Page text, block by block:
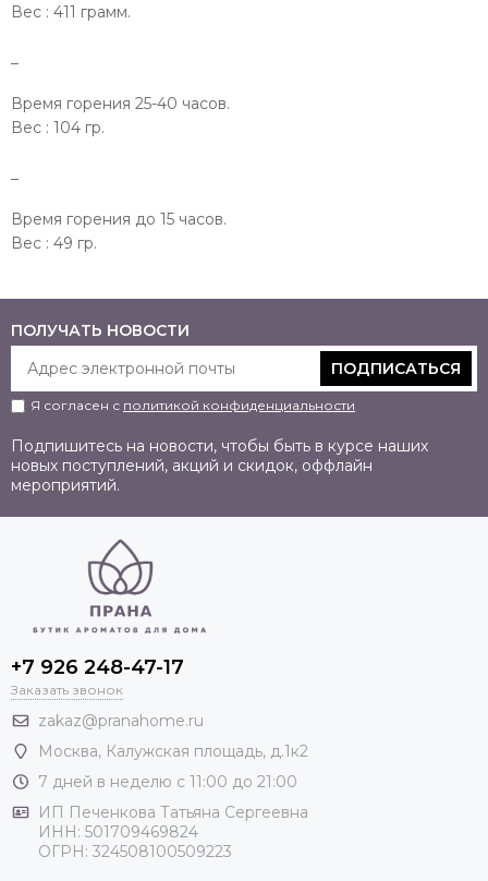
Вес : 411 грамм.
Время горения 25-40 часов.
Вес : 104 гр.
Время горения до 15 часов.
Вес : 49 гр.
ПОЛУЧАТЬ НОВОСТИ
ПОДПИСАТЬСЯ
Я согласен с политикой конфиденциальности
Подпишитесь на новости, чтобы быть в курсе наших
новых поступлений, акций и скидок, оффлайн
мероприятий.
+7 926 248-47-17
Заказать звонок
zakaz@pranahome.ru
Москва, Калужская площадь, д.1к2
7 дней в неделю с 11:00 до 21:00
ИП Печенкова Татьяна Сергеевна
ИНН: 501709469824
ОГРН: 324508100509223